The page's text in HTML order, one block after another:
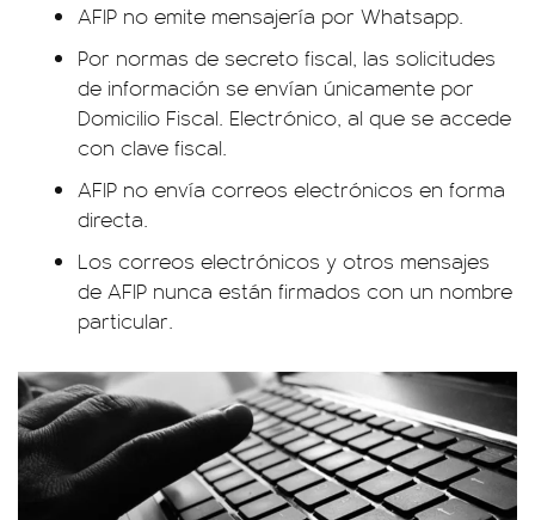
AFIP no emite mensajería por Whatsapp.
Por normas de secreto fiscal, las solicitudes
de información se envían únicamente por
Domicilio Fiscal. Electrónico, al que se accede
con clave fiscal.
AFIP no envía correos electrónicos en forma
directa.
Los correos electrónicos y otros mensajes
de AFIP nunca están firmados con un nombre
particular.